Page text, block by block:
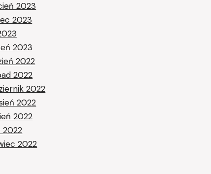
2023
2023
2023
2022
2022
2022
2022
2022
2022
2022